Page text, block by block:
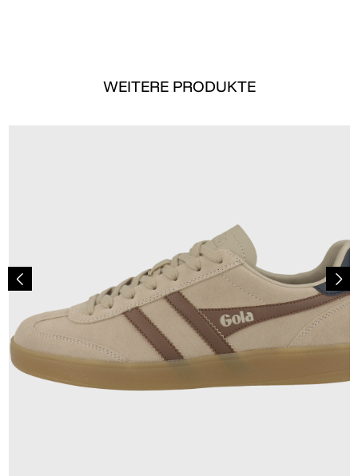
WEITERE PRODUKTE